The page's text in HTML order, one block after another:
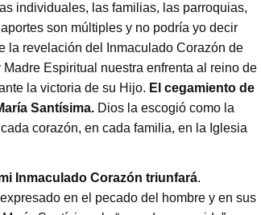
individuales, las familias, las parroquias,
son múltiples y no podría yo decir
la revelación del Inmaculado Corazón de
Espiritual nuestra enfrenta al reino de
la victoria de su Hijo. El cegamiento de
Santísima. Dios la escogió como la
corazón, en cada familia, en la Iglesia
Inmaculado Corazón triunfará.
en el pecado del hombre y en sus